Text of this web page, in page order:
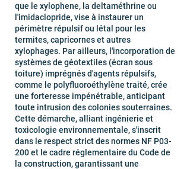
que le xylophene, la deltaméthrine ou
l'imidaclopride, vise à instaurer un
périmètre répulsif ou létal pour les
termites, capricornes et autres
xylophages. Par ailleurs, l'incorporation de
systèmes de géotextiles (écran sous
toiture) imprégnés d'agents répulsifs,
comme le polyfluoroéthylène traité, crée
une forteresse impénétrable, anticipant
toute intrusion des colonies souterraines.
Cette démarche, alliant ingénierie et
toxicologie environnementale, s'inscrit
dans le respect strict des normes NF P03-
200 et le cadre réglementaire du Code de
la construction, garantissant une